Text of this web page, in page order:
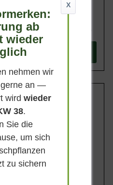
In den
Wuchsendhöhe
Immergrün
Blatt- / Nadelfarbe
X
ab
wieder
nehmen wir
gerne an —
wirdwieder
38.
Sie die
um sich
zu sichern